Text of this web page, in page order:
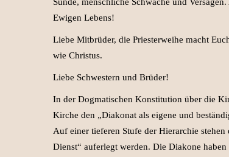
Ewigen Lebens!
Liebe Mitbrüder, die Priesterweihe macht
wie Christus.
Liebe Schwestern und Brüder!
In der Dogmatischen Konstitution über die
Kirche den „Diakonat als eigene und
Auf einer tieferen Stufe der Hierarchie
Dienst“ auferlegt werden. Die Diakone